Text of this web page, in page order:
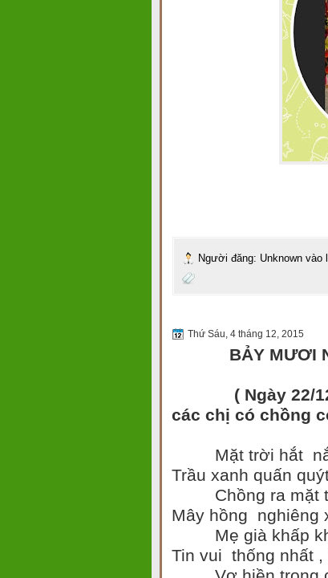
Người đăng: Unknown vào
Thứ Sáu, 4 tháng 12, 2015
BẢY MƯƠI
( Ngày 22/12
các chị có chồng
Mặt trời hắt
Trầu xanh quấn
Chồng ra mặt
Mây hồng nghiêng
Mẹ già khấp
Tin vui thống nhất